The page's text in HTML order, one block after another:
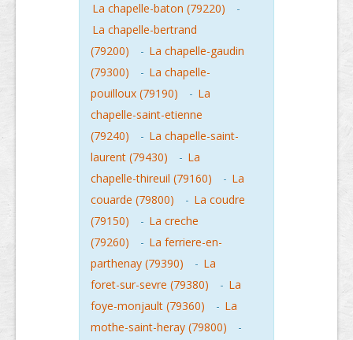
La chapelle-baton (79220)
-
La chapelle-bertrand
(79200)
- La chapelle-gaudin
(79300)
- La chapelle-
pouilloux (79190)
- La
chapelle-saint-etienne
(79240)
- La chapelle-saint-
laurent (79430)
- La
chapelle-thireuil (79160)
- La
couarde (79800)
- La coudre
(79150)
- La creche
(79260)
- La ferriere-en-
parthenay (79390)
- La
foret-sur-sevre (79380)
- La
foye-monjault (79360)
- La
mothe-saint-heray (79800)
-